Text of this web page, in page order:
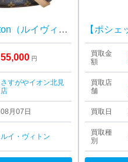
Louis Vuitton（ルイヴィトン） ドルーオ ショルダーバッグ
55,000 円
さすがやイオン北見
店
08月07日
ルイ・ヴィトン
買取金
額
買取店
舗
買取日
買取種
別